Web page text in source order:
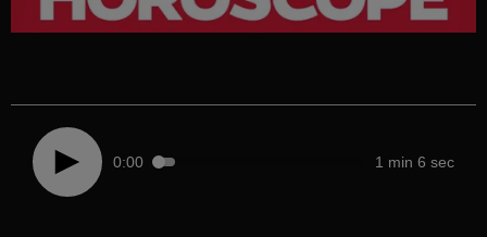
0:00 1 min 6 sec